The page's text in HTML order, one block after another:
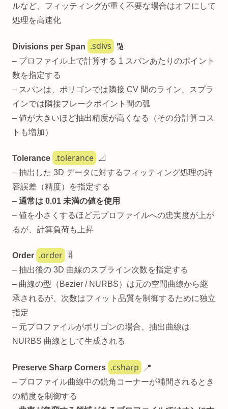
ルなど、フィッティングが重く不要な場合はオフにして
処理を高速化
Divisions per Span .sdivs
🔢
– プロファイル上で計算する 1 スパンあたりのポイント
数を指定する
– スパンは、ポリゴンでは隣接 CV 間のライン、スプラ
インでは隣接ブレークポイント間の弧
– 値が大きいほど抽出精度が高くなる（その分計算コス
トも増加）
Tolerance .tolerance
📐
– 抽出した 3D データに対するフィッティング処理の許
容誤差（精度）を指定する
– 通常は 0.01 未満の値を使用
– 値を小さくするほど元プロファイルへの忠実度が上が
るが、計算負荷も上昇
Order .order
🎚️
– 抽出後の 3D 曲線のスプライン次数を指定する
– 曲線の型（Bezier / NURBS）は元の空間曲線から継
承されるが、次数はフィット品質を制御するために独立
指定
– 元プロファイルがポリゴンの場合、抽出曲線は
NURBS 曲線として生成される
Preserve Sharp Corners .csharp
📍
– プロファイル曲線中の鋭角コーナーが補間されるとき
の精度を制御する